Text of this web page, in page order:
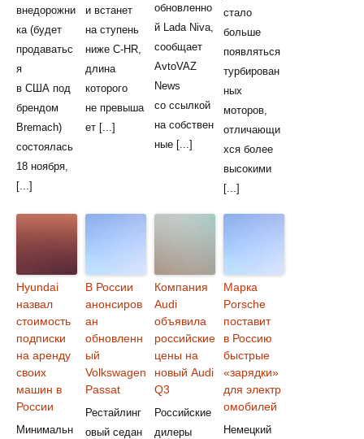
внедорожни
ка (будет
продаватьс
я
в США под
брендом
Bremach)
состоялась
18 ноября,
[...]
и встанет
на ступень
ниже C-HR,
длина
которого
не превыша
ет [...]
обновленно
й Lada Niva,
сообщает
AvtoVAZ
News
со ссылкой
на собствен
ные [...]
стало
больше
появляться
турбирован
ных
моторов,
отличающи
хся более
высокими
[...]
Hyundai
назвал
стоимость
подписки
на аренду
своих
машин в
России
Минимальн
В России
анонсиров
ан
обновленн
ый
Volkswagen
Passat
Рестайлинг
овый седан
Компания
Audi
объявила
российские
цены на
новый Audi
Q3
Российские
дилеры
Марка
Porsche
поставит
в Россию
быстрые
«зарядки»
для электр
омобилей
Немецкий